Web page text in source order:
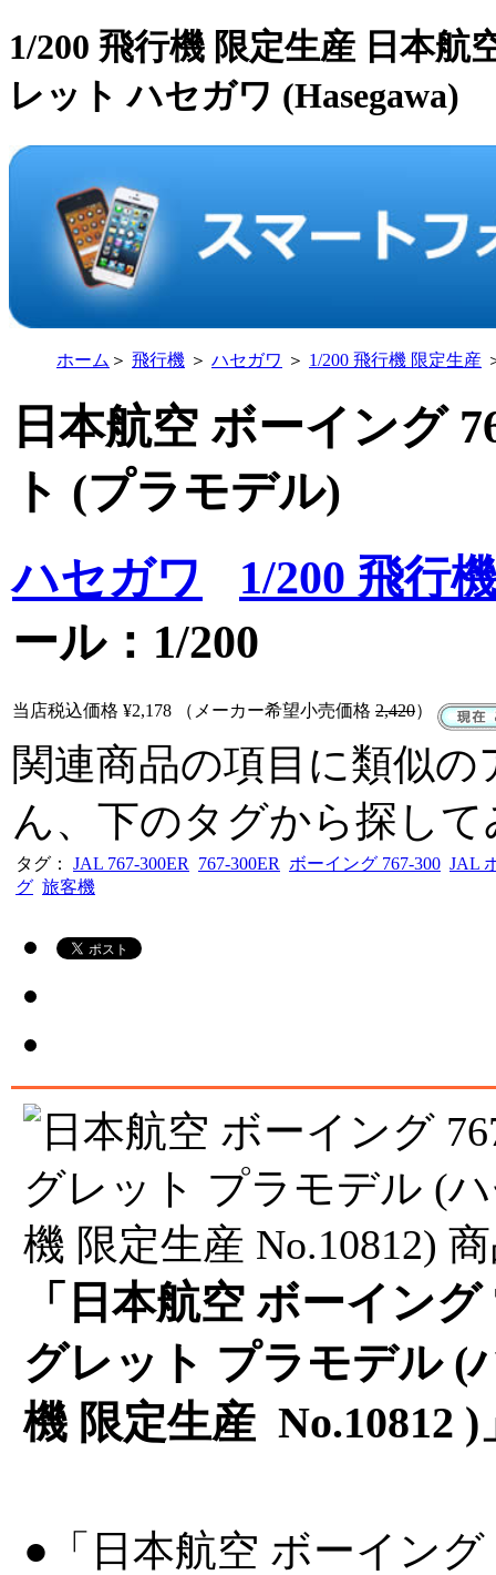
1/200 飛行機 限定生産 日本航
レット ハセガワ (Hasegawa)
ホーム ＞ 飛行機 ＞ ハセガワ ＞ 1/200 飛行機 限定生産
日本航空 ボーイング
ト (プラモデル)
ハセガワ
1/200 飛行
ール：1/200
当店税込価格 ¥2,178 （メーカー希望小売価格 2,420）
関連商品の項目に類似
ん、下のタグから探し
タグ： JAL 767-300ER 767-300ER ボーイング 767-300 JAL
グ 旅客機
「日本航空 ボーイン
グレット プラモデル (
機 限定生産 No.10812 )
●「日本航空 ボーイング